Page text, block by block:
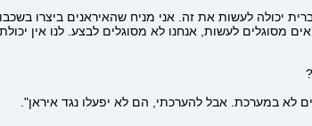
יכולה לעשות את זה. אני מניח שהאיראנים ביצרו
לא במערכת. אבל להערכתי, הם לא יפעלו נגד איראן".